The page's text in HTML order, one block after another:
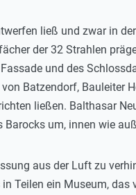
ließ und zwar in
der 32 Strahlen
und des
Batzendorf, Bauleiter
ließen. Balthasar
um, innen wie
aus der Luft zu
Teilen ein Museum, das